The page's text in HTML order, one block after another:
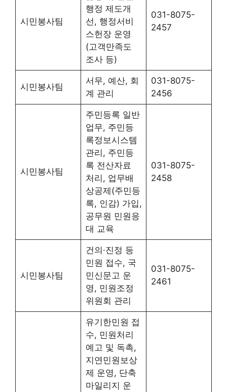
시민봉사팀
행정 제도개
선, 행정서비
스헌장 운영
(고객만족도
조사 등)
031-8075-
2457
시민봉사팀
서무, 예산, 회
계 관리
031-8075-
2456
시민봉사팀
주민등록 일반
업무, 주민등
록정보시스템
관리, 주민등
록 전산자료
처리, 업무배
상공제(주민등
록, 인감) 가입,
공무원 민원응
대 교육
031-8075-
2458
시민봉사팀
건의·진정 등
민원 접수, 국
민신문고 운
영, 민원조정
위원회 관리
031-8075-
2461
유기한민원 접
수, 민원처리
예고 및 독촉,
지연민원보상
제 운영, 단축
마일리지 운